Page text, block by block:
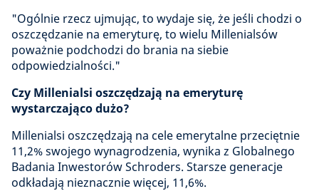
"Ogólnie rzecz ujmując, to wydaje się, że jeśli chodzi o
oszczędzanie na emeryturę, to wielu Millenialsów
poważnie podchodzi do brania na siebie
odpowiedzialności."
Czy Millenialsi oszczędzają na emeryturę
wystarczająco dużo?
Millenialsi oszczędzają na cele emerytalne przeciętnie
11,2% swojego wynagrodzenia, wynika z Globalnego
Badania Inwestorów Schroders. Starsze generacje
odkładają nieznacznie więcej, 11,6%.